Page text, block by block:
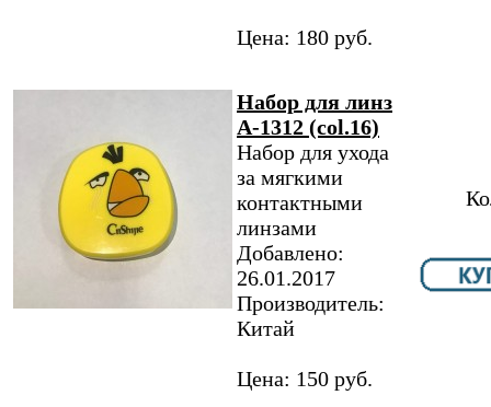
Цена: 180 руб.
Набор для линз
A-1312 (col.16)
Набор для ухода
за мягкими
контактными
линзами
Добавлено:
26.01.2017
Производитель:
Китай
Цена: 150 руб.